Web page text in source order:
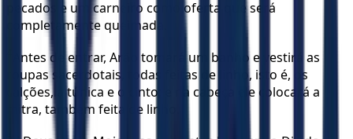
pecados e um carneiro como oferta que será
completamente queimada.
Antes de entrar, Arão tomará um banho e vestirá as
roupas sacerdotais, todas feitas de linho, isto é, os
calções, a túnica e o cinto; e na cabeça ele colocará a
mitra, também feita de linho.